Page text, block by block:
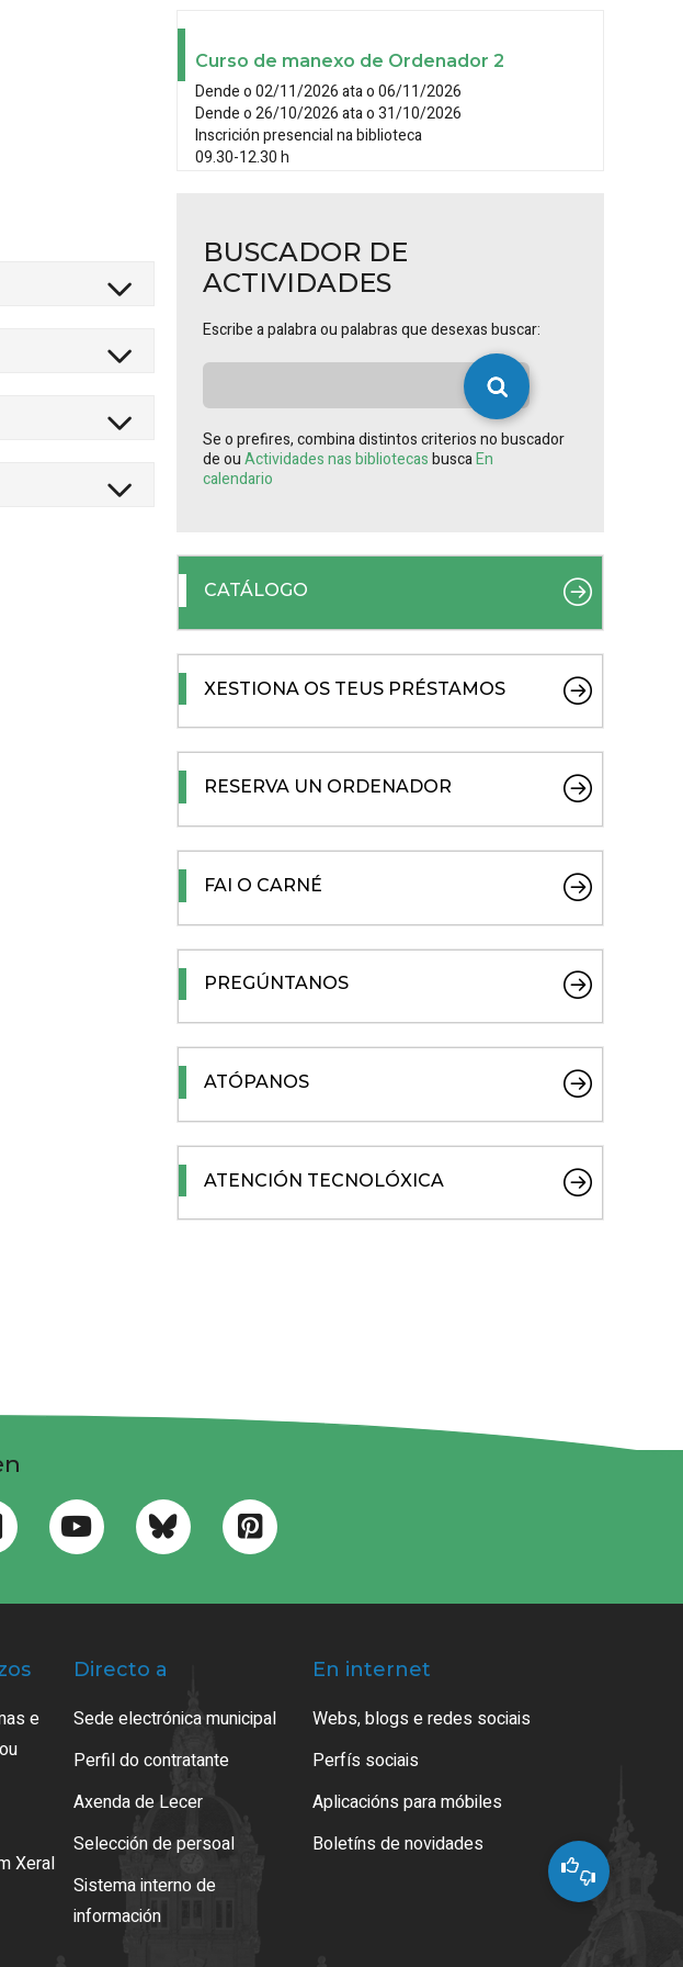
Curso de manexo de Ordenador 2
Dende o 02/11/2026 ata o 06/11/2026
Dende o 26/10/2026 ata o 31/10/2026
Inscrición presencial na biblioteca
09.30-12.30 h
BUSCADOR DE
ACTIVIDADES
Escribe a palabra ou palabras que desexas buscar:
Se o prefires, combina distintos criterios no buscador
de ouActividades nas bibliotecasbuscaEn
calendario
CATÁLOGO
XESTIONA OS TEUS PRÉSTAMOS
RESERVA UN ORDENADOR
FAI O CARNÉ
PREGÚNTANOS
ATÓPANOS
ATENCIÓN TECNOLÓXICA
e
Xeral
Directo a
Sede electrónica municipal
Perfil do contratante
Axenda de Lecer
Selección de persoal
Sistema interno de
información
En internet
Webs, blogs e redes sociais
Perfís sociais
Aplicacións para móbiles
Boletíns de novidades